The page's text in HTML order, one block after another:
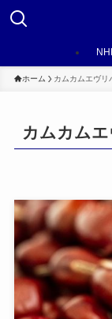
ホーム カムカムエヴリ
カムカム